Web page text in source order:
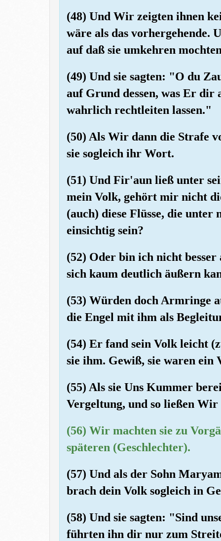
(48) Und Wir zeigten ihnen
wäre als das
auf daß sie umkehren
(49) Und sie sagten: "O du
auf Grund dessen, was Er
wahrlich rechtleiten lassen."
(50) Als Wir dann die Strafe
sie sogleich ihr Wort.
(51) Und Fir'aun ließ unter
mein Volk, gehört mir nicht
(auch) diese Flüsse, die
einsichtig sein?
(52) Oder bin ich nicht
sich kaum deutlich äußern
(53) Würden doch Armringe
die Engel mit ihm als
(54) Er fand sein Volk leicht
sie ihm. Gewiß, sie waren ein
(55) Als sie Uns Kummer
Vergeltung, und so ließen
(56) Wir machten sie zu
späteren (Geschlechter).
(57) Und als der Sohn
brach dein Volk sogleich in
(58) Und sie sagten: "Sind
führten ihn dir nur zum